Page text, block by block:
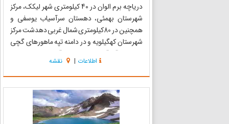
دریاچه برم الوان در 40 کیلومتری شهر لیکک، مرکز
شهرستان بهمئی، دهستان سرآسیاب یوسفی و
همچنین در 80کیلومتری شمال غربی دهدشت مرکز
شهرستان کهگیلویه و در دامنه تپه ماهورهای گچی
متر است. مساحت این دریاچه 15 هکتار و حداقل
عمق آب آن 12 متر و...
اطلاعات | نقشه